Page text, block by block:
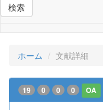
検索
ホーム 文献詳細
19 0 0 0 OA